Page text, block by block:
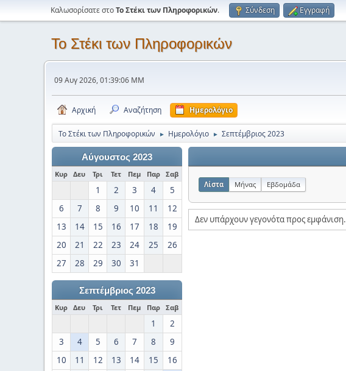
Καλωσορίσατε στοΤο Στέκι των Πληροφορικών. Σύνδεση Εγγραφή
Το Στέκι των Πληροφορικών
09 Αυγ 2026, 01:39:06 ΜΜ
Αρχική Αναζήτηση Ημερολόγιο
Το Στέκι των Πληροφορικών ► Ημερολόγιο ► Σεπτέμβριος 2023
Αύγουστος 2023
Κυρ Δευ Τρι Τετ Πεμ Παρ Σαβ
1 2 3 4
5
6
7 8 9 10 11
12
13
14 15 16 17 18
19
20
21 22 23 24 25
26
27
28 29 30 31
Σεπτέμβριος 2023
Κυρ Δευ Τρι Τετ Πεμ Παρ Σαβ
1
2
3
4 5 6 7 8
9
10
11 12 13 14 15
16
Λίστα Μήνας Εβδομάδα
Δεν υπάρχουν γεγονότα προς εμφάνιση.